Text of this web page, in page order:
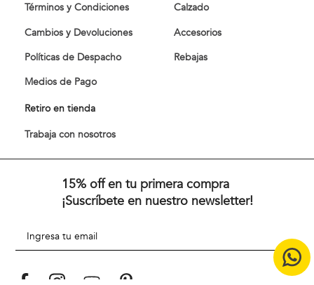
Términos y Condiciones
Cambios y Devoluciones
Políticas de Despacho
Medios de Pago
Retiro en tienda
Trabaja con nosotros
Calzado
Accesorios
Rebajas
15% off en tu primera compra
¡Suscríbete en nuestro newsletter!